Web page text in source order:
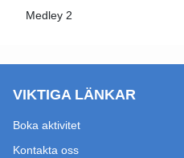
Medley 2
VIKTIGA LÄNKAR
Boka aktivitet
Kontakta oss